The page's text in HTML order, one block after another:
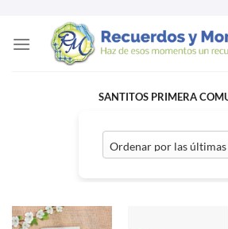
SANTITOS PRIMERA